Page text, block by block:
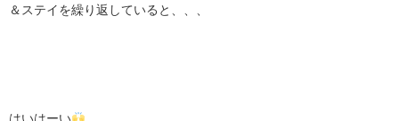
＆ステイを繰り返していると、、、